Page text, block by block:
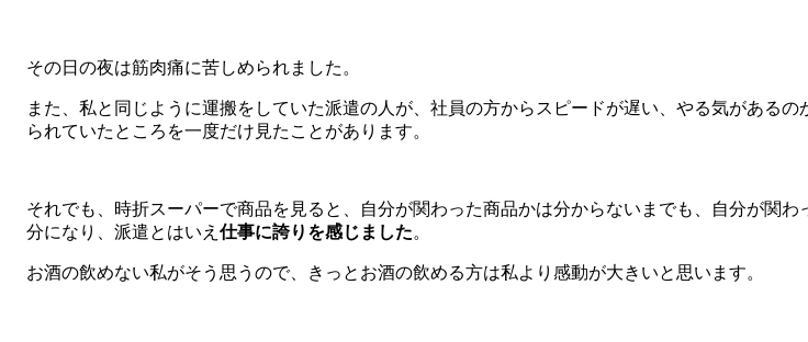
その日の夜は筋肉痛に苦しめられました。
また、私と同じように運搬をしていた派遣の人が、社員の方からスピードが遅い、やる気があるの
られていたところを一度だけ見たことがあります。
それでも、時折スーパーで商品を見ると、自分が関わった商品かは分からないまでも、自分が関わ
分になり、派遣とはいえ 仕事に誇りを感じました。
お酒の飲めない私がそう思うので、きっとお酒の飲める方は私より感動が大きいと思います。